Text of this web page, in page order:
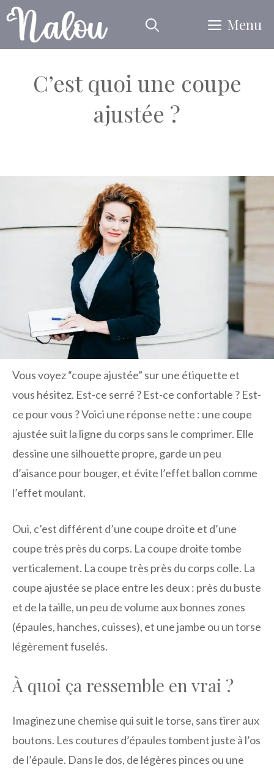
Aller
contenu
Menu
C’est quoi une coupe
ajustée ?
Vous voyez “coupe ajustée” sur une étiquette et
vous hésitez. Est-ce serré ? Est-ce confortable ? Est-
ce pour vous ? Voici une réponse nette : une coupe
ajustée suit la ligne du corps sans le comprimer. Elle
dessine une silhouette propre, garde un peu
d’aisance pour bouger, et évite l’effet ballon comme
l’effet moulant.
Oui, c’est différent d’une coupe droite et d’une
coupe très près du corps. La coupe droite tombe
verticalement. La coupe très près du corps colle. La
coupe ajustée se place entre les deux : près du buste
et de la taille, un peu de volume aux bonnes zones
(épaules, hanches, cuisses), et une jambe ou un torse
légèrement fuselés.
À quoi ça ressemble en vrai ?
Imaginez une chemise qui suit le torse, sans tirer aux
boutons. Les coutures d’épaules tombent juste à l’os
de l’épaule. Dans le dos, de légères pinces ou une